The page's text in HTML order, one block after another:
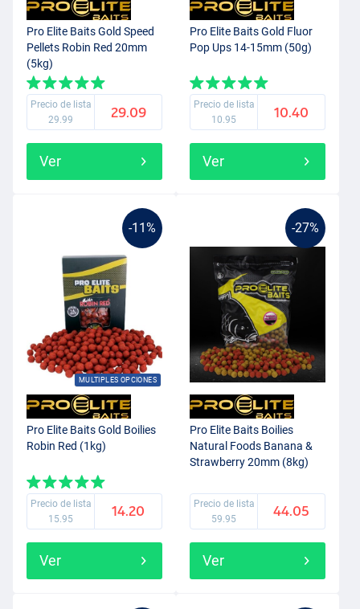
Pro Elite Baits Gold Speed
Pellets Robin Red 20mm
(5kg)
Precio de lista
29.99
29.09
Ver
Pro Elite Baits Gold Fluor
Pop Ups 14-15mm (50g)
Precio de lista
10.95
10.40
Ver
-11%
MULTIPLES OPCIONES
Pro Elite Baits Gold Boilies
Robin Red (1kg)
Precio de lista
15.95
14.20
Ver
-27%
Pro Elite Baits Boilies
Natural Foods Banana &
Strawberry 20mm (8kg)
Precio de lista
59.95
44.05
Ver